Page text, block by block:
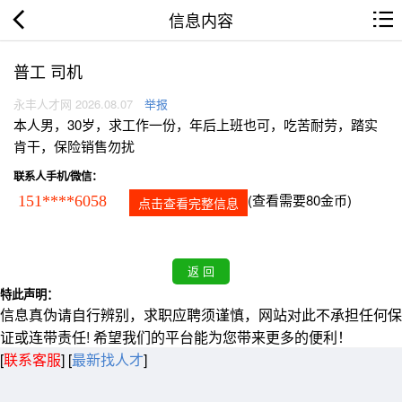
信息内容
普工 司机
永丰人才网 2026.08.07 举报
本人男，30岁，求工作一份，年后上班也可，吃苦耐劳，踏实
肯干，保险销售勿扰
联系人手机/微信：
151****6058 点击查看完整信息 (查看需要80金币)
特此声明：
信息真伪请自行辨别，求职应聘须谨慎，网站对此不承担任何保
证或连带责任! 希望我们的平台能为您带来更多的便利！
[联系客服] [最新找人才]